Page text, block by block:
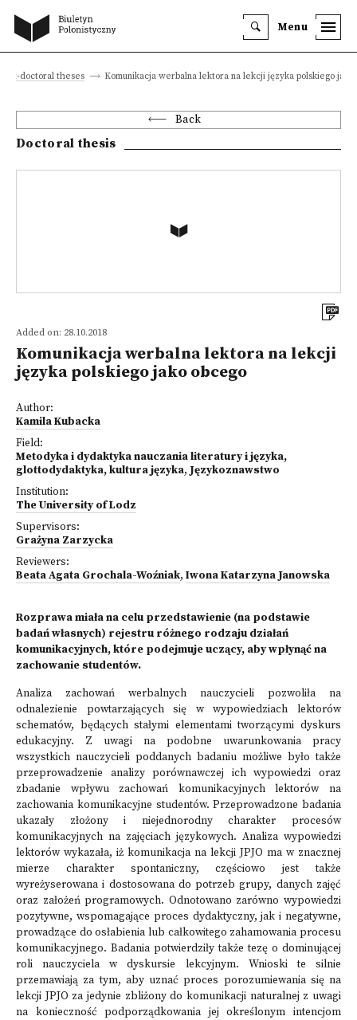
Menu
doctoral theses Komunikacja werbalna lektora na lekcji języka polskiego jako
Back
Doctoral thesis
Added on: 28.10.2018
Komunikacja werbalna lektora na lekcji
języka polskiego jako obcego
Author:
Kamila Kubacka
Field:
Metodyka i dydaktyka nauczania literatury i języka,
glottodydaktyka, kultura języka, Językoznawstwo
Institution:
The University of Lodz
Supervisors:
Grażyna Zarzycka
Reviewers:
Beata Agata Grochala-Woźniak, Iwona Katarzyna Janowska
Rozprawa miała na celu przedstawienie (na podstawie
badań własnych) rejestru różnego rodzaju działań
komunikacyjnych, które podejmuje uczący, aby wpłynąć na
zachowanie studentów.
Analiza zachowań werbalnych nauczycieli pozwoliła na
odnalezienie powtarzających się w wypowiedziach lektorów
schematów, będących stałymi elementami tworzącymi dyskurs
edukacyjny. Z uwagi na podobne uwarunkowania pracy
wszystkich nauczycieli poddanych badaniu możliwe było także
przeprowadzenie analizy porównawczej ich wypowiedzi oraz
zbadanie wpływu zachowań komunikacyjnych lektorów na
zachowania komunikacyjne studentów. Przeprowadzone badania
ukazały złożony i niejednorodny charakter procesów
komunikacyjnych na zajęciach językowych. Analiza wypowiedzi
lektorów wykazała, iż komunikacja na lekcji JPJO ma w znacznej
mierze charakter spontaniczny, częściowo jest także
wyreżyserowana i dostosowana do potrzeb grupy, danych zajęć
oraz założeń programowych. Odnotowano zarówno wypowiedzi
pozytywne, wspomagające proces dydaktyczny, jak i negatywne,
prowadzące do osłabienia lub całkowitego zahamowania procesu
komunikacyjnego. Badania potwierdziły także tezę o dominującej
roli nauczyciela w dyskursie lekcyjnym. Wnioski te silnie
przemawiają za tym, aby uznać proces porozumiewania się na
lekcji JPJO za jedynie zbliżony do komunikacji naturalnej z uwagi
na konieczność podporządkowania jej określonym intencjom